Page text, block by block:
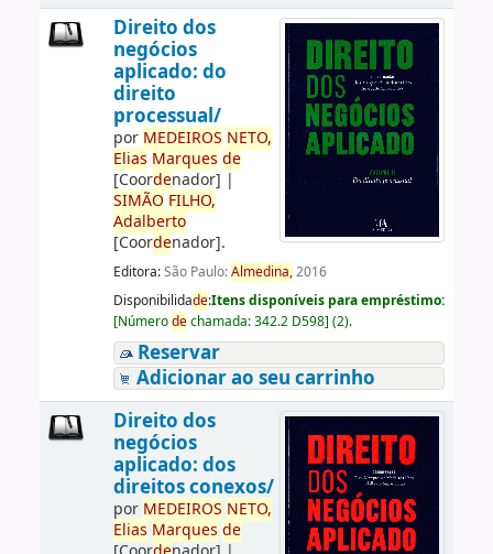
Direito dos
negócios
aplicado: do
direito
processual/
por MEDEIROS NETO,
Elias Marques de
[Coordenador] |
SIMÃO FILHO,
Adalberto
[Coordenador].
Editora:São Paulo:Almedina,2016
Disponibilidade:Itens disponíveis para empréstimo:
[Númerodechamada:342.2 D598] (2).
Reservar
Adicionar ao seu carrinho
Direito dos
negócios
aplicado: dos
direitos conexos/
por MEDEIROS NETO,
Elias Marques de